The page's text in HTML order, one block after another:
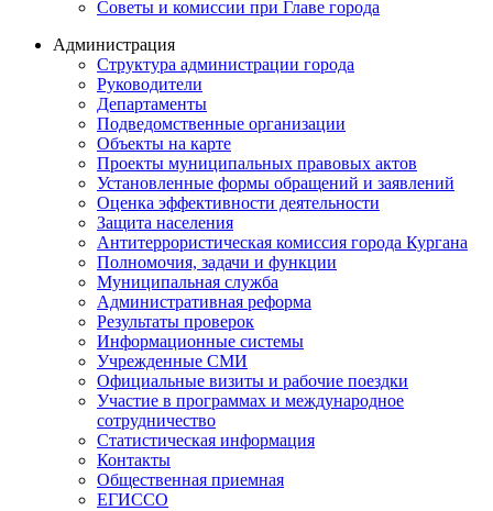
Советы и комиссии при Главе города
Администрация
Структура администрации города
Руководители
Департаменты
Подведомственные организации
Объекты на карте
Проекты муниципальных правовых актов
Установленные формы обращений и заявлений
Оценка эффективности деятельности
Защита населения
Антитеррористическая комиссия города Кургана
Полномочия, задачи и функции
Муниципальная служба
Административная реформа
Результаты проверок
Информационные системы
Учрежденные СМИ
Официальные визиты и рабочие поездки
Участие в программах и международное
сотрудничество
Статистическая информация
Контакты
Общественная приемная
ЕГИССО